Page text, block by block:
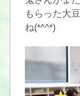
もらった大
ね(*^^*)